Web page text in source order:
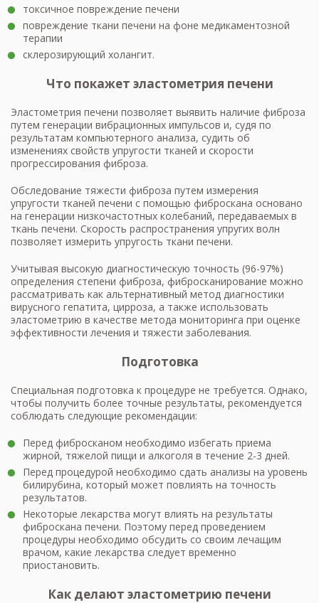
токсичное повреждение печени
повреждение ткани печени на фоне медикаментозной
терапии
склерозирующий холангит.
Что покажет эластометрия печени
Эластометрия печени позволяет выявить наличие фиброза
путем генерации вибрационных импульсов и, судя по
результатам компьютерного анализа, судить об
изменениях свойств упругости тканей и скорости
прогрессирования фиброза.
Обследование тяжести фиброза путем измерения
упругости тканей печени с помощью фиброскана основано
на генерации низкочастотных колебаний, передаваемых в
ткань печени. Скорость распространения упругих волн
позволяет измерить упругость ткани печени.
Учитывая высокую диагностическую точность (96-97%)
определения степени фиброза, фибросканирование можно
рассматривать как альтернативный метод диагностики
вирусного гепатита, цирроза, а также использовать
эластометрию в качестве метода мониторинга при оценке
эффективности лечения и тяжести заболевания.
Подготовка
Специальная подготовка к процедуре не требуется. Однако,
чтобы получить более точные результаты, рекомендуется
соблюдать следующие рекомендации:
Перед фибросканом необходимо избегать приема
жирной, тяжелой пищи и алкоголя в течение 2-3 дней.
Перед процедурой необходимо сдать анализы на уровень
билирубина, который может повлиять на точность
результатов.
Некоторые лекарства могут влиять на результаты
фиброскана печени. Поэтому перед проведением
процедуры необходимо обсудить со своим лечащим
врачом, какие лекарства следует временно
приостановить.
Как делают эластометрию печени